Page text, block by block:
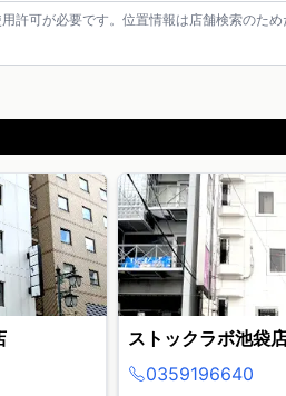
許可が必要です。位置情報は店舗検索のため
ストックラボ池袋
0359196640